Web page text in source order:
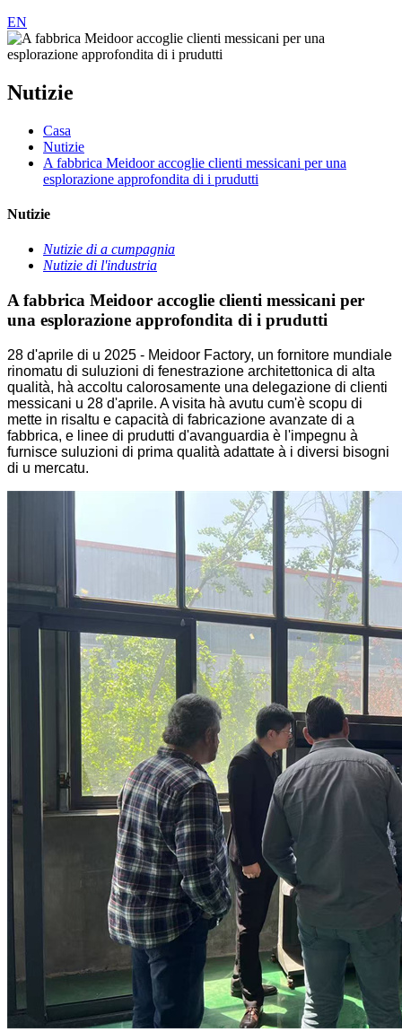
EN
Nutizie
Casa
Nutizie
A fabbrica Meidoor accoglie clienti messicani per una
esplorazione approfondita di i prudutti
Nutizie
Nutizie di a cumpagnia
Nutizie di l'industria
A fabbrica Meidoor accoglie clienti messicani per
una esplorazione approfondita di i prudutti
28 d'aprile di u 2025 - Meidoor Factory, un fornitore mundiale
rinomatu di suluzioni di fenestrazione architettonica di alta
qualità, hà accoltu calorosamente una delegazione di clienti
messicani u 28 d'aprile. A visita hà avutu cum'è scopu di
mette in risaltu e capacità di fabricazione avanzate di a
fabbrica, e linee di prudutti d'avanguardia è l'impegnu à
furnisce suluzioni di prima qualità adattate à i diversi bisogni
di u mercatu.